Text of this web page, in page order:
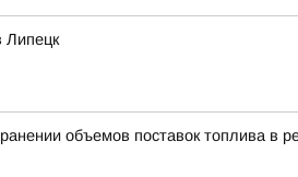
Липецк
объемов поставок топлива в